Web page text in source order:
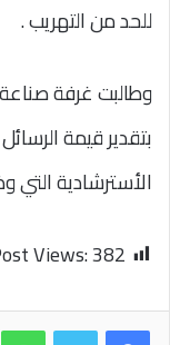
للحد من التهريب .
وطالبت غرفة صناعة
بتقدير قيمة
الأسترشادية التي
Views:382